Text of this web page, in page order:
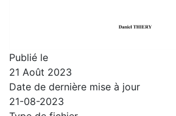
Publié le
21 Août 2023
Date de dernière mise à jour
21-08-2023